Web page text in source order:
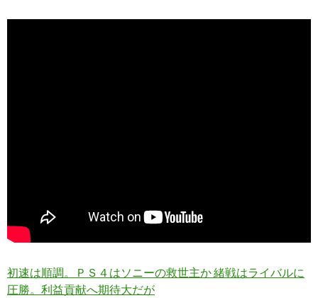
初速は順調。ＰＳ４はソニーの救世主か 緒戦はライバルに
圧勝。利益貢献へ期待大だが